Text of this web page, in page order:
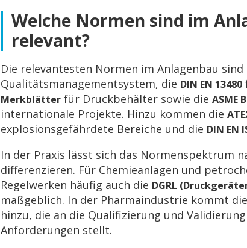
Welche Normen sind im
relevant?
Die relevantesten Normen im Anlagenbau sind
Qualitätsmanagementsystem, die DIN EN 13480
Merkblätter für Druckbehälter sowie die ASME
internationale Projekte. Hinzu kommen die
explosionsgefährdete Bereiche und die DIN EN
In der Praxis lässt sich das Normenspektrum
differenzieren. Für Chemieanlagen und
Regelwerken häufig auch die DGRL
maßgeblich. In der Pharmaindustrie kommt die
hinzu, die an die Qualifizierung und
Anforderungen stellt.